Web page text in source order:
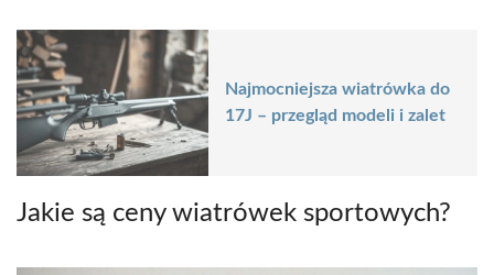
Najmocniejsza wiatrówka do
17J – przegląd modeli i zalet
Jakie są ceny wiatrówek sportowych?